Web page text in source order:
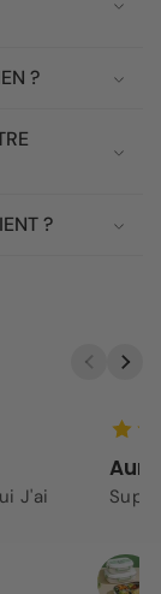
?
?
J'ai